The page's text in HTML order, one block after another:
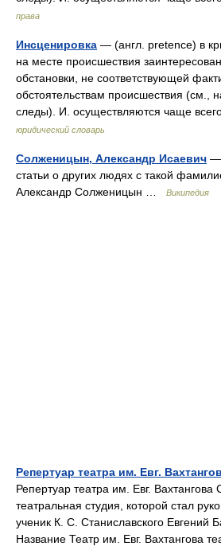
права
Инсценировка — (англ. pretence) в
на месте происшествия
обстановки, не соответствующей
обстоятельствам происшествия (см.,
следы). И. осуществляются чаще
юридический словарь
Солженицын, Александр Исаевич —
статьи о других людях с такой
Александр Солженицын …
Википедия
Репертуар театра им. Евг.
Репертуар театра им. Евг. Вахтангова
театральная студия, которой стал
ученик К. С. Станиславского Евгений
Название Театр им. Евг. Вахтангова